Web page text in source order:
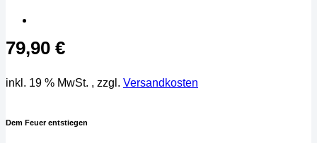
79,90 €
inkl. 19 % MwSt. , zzgl. Versandkosten
Dem Feuer entstiegen